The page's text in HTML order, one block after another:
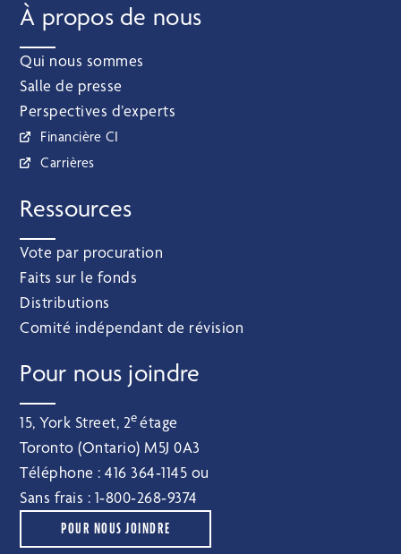
À propos de nous
Qui nous sommes
Salle de presse
Perspectives d’experts
Financière CI
Carrières
Ressources
Vote par procuration
Faits sur le fonds
Distributions
Comité indépendant de révision
Pour nous joindre
15, York Street, 2eétage
Toronto (Ontario) M5J 0A3
Téléphone :416 364‑1145 ou
Sans frais : 1‑800‑268‑9374
POUR NOUS JOINDRE